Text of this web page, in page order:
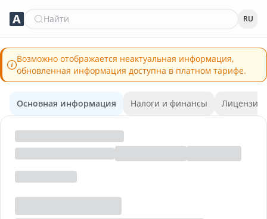
Найти RU
Возможно отображается неактуальная информация,
обновленная информация доступна в платном тарифе.
Основная информация Налоги и финансы Лицензии